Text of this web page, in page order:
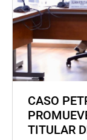
CASO
TITULAR